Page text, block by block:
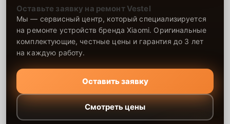
Оставьте заявку на ремонт Vestel
Мы — сервисный центр, который специализируется
на ремонте устройств бренда Xiaomi. Оригинальные
комплектующие, честные цены и гарантия до 3 лет
на каждую работу.
Оставить заявку
Смотреть цены